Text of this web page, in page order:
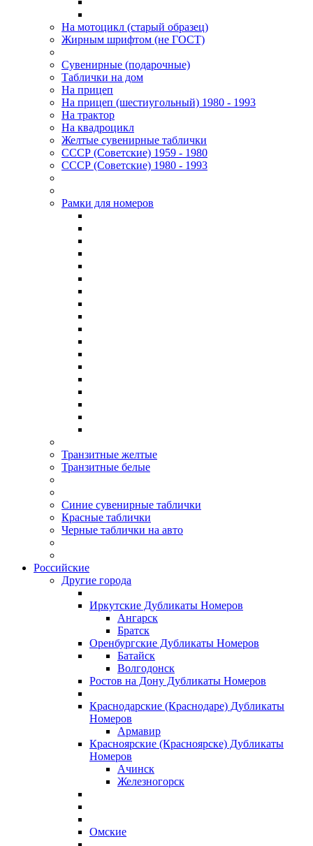
На мотоцикл (старый образец)
Жирным шрифтом (не ГОСТ)
Сувенирные (подарочные)
Таблички на дом
На прицеп
На прицеп (шестиугольный) 1980 - 1993
На трактор
На квадроцикл
Желтые сувенирные таблички
СССР (Советские) 1959 - 1980
СССР (Советские) 1980 - 1993
Рамки для номеров
Транзитные желтые
Транзитные белые
Синие сувенирные таблички
Красные таблички
Черные таблички на авто
Российские
Другие города
Иркутские Дубликаты Номеров
Ангарск
Братск
Оренбургские Дубликаты Номеров
Батайск
Волгодонск
Ростов на Дону Дубликаты Номеров
Краснодарские (Краснодаре) Дубликаты
Номеров
Армавир
Красноярские (Красноярске) Дубликаты
Номеров
Ачинск
Железногорск
Омские